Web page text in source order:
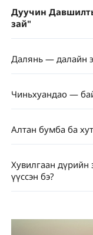
Дуучин
зай"
Далянь — далайн
Чиньхуандао —
Алтан бумба ба
Хувилгаан дүрийн
үүссэн бэ?